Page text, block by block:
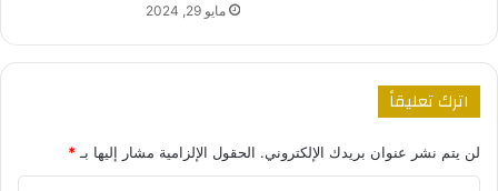
مايو 29, 2024
اترك تعليقاً
لن يتم نشر عنوان بريدك الإلكتروني. الحقول الإلزامية مشار إليها بـ*